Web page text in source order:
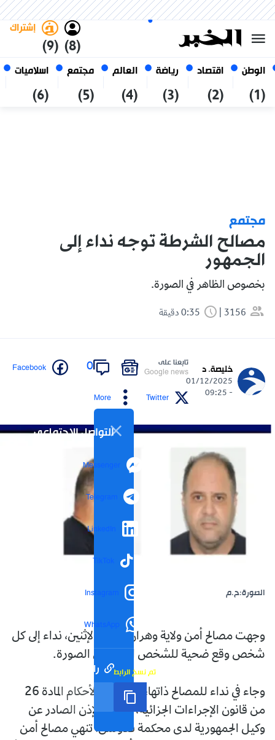
الوطن
(1)
اقتصاد
(2)
رياضة
(3)
العالم
(4)
مجتمع
(5)
اسلاميات
(6)
(8)
إشتراك
(9)
07 أغسطس 2026
الجزائر
مجتمع
مصالح الشرطة توجه نداء إلى
الجمهور
بخصوص الظاهر في الصورة.
3156
خليصة. د
01/12/2025
- 09:25
تابعنا على
Google news
0
Facebook
Twitter
More
التواصل الاجتماعي
Messenger
Telegram
LinkedIn
TikTok
Instagram
WhatsApp
رابط مختصر تم نسخ الرابط
الصورة:ح.م
وجهت مصالح أمن ولاية وهران، اليوم الإثنين، نداء إلى كل
شخص وقع ضحية للشخص الظاهر في الصورة.
وجاء في نداء للمصالح ذاتها، أنه: "طبقا لأحكام المادة 26
من قانون الإجراءات الجزائية، وعملا بالإذن الصادر عن
وكيل الجمهورية لدى محكمة فلاوسن، تنهي مصالح أمن